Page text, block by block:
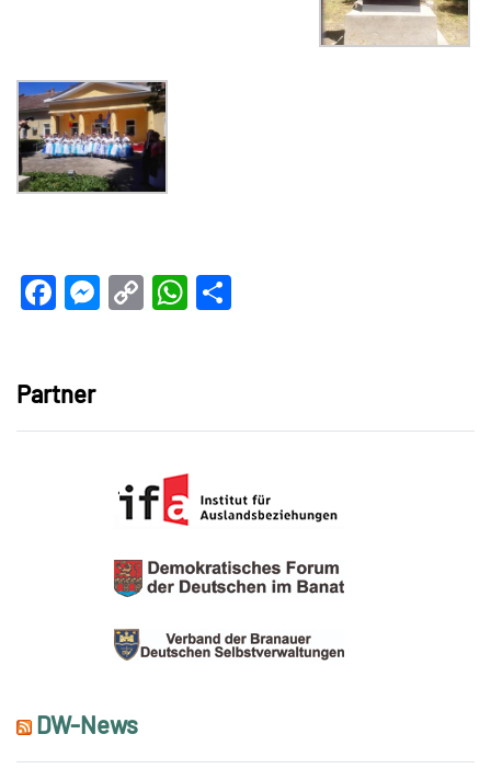
Facebook
Messenger
CopyWhatsApp
Partner
DW-News